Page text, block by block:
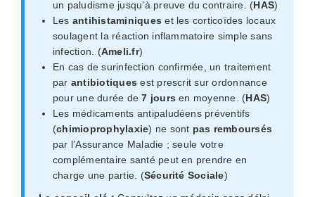
un paludisme jusqu’à preuve du contraire. (HAS)
Les antihistaminiques et les corticoïdes locaux
soulagent la réaction inflammatoire simple sans
infection. (Ameli.fr)
En cas de surinfection confirmée, un traitement
par antibiotiques est prescrit sur ordonnance
pour une durée de7 jours en moyenne. (HAS)
Les médicaments antipaludéens préventifs
(chimioprophylaxie) ne sont pas remboursés
par l’Assurance Maladie ; seule votre
complémentaire santé peut en prendre en
charge une partie. (Sécurité Sociale)